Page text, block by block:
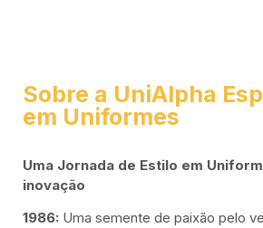
Sobre a UniAlpha
em Uniformes
Uma Jornada de Estilo em
inovação
1986: Uma semente de paixão pelo